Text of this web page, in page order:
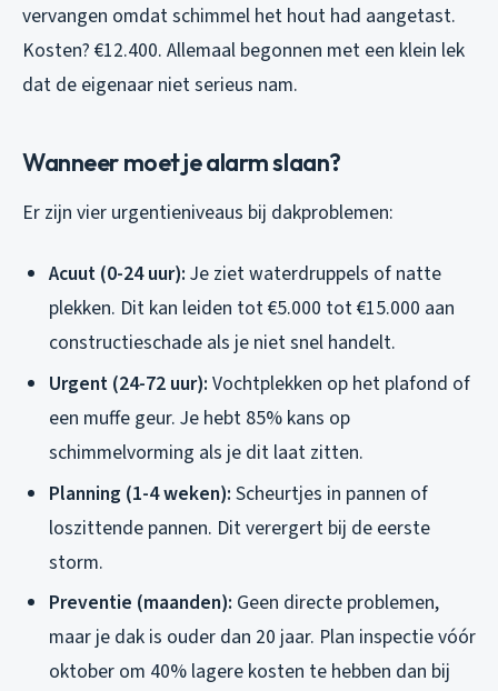
vervangen omdat schimmel het hout had aangetast.
Kosten? €12.400. Allemaal begonnen met een klein lek
dat de eigenaar niet serieus nam.
Wanneer moet je alarm slaan?
Er zijn vier urgentieniveaus bij dakproblemen:
Acuut (0-24 uur): Je ziet waterdruppels of natte
plekken. Dit kan leiden tot €5.000 tot €15.000 aan
constructieschade als je niet snel handelt.
Urgent (24-72 uur): Vochtplekken op het plafond of
een muffe geur. Je hebt 85% kans op
schimmelvorming als je dit laat zitten.
Planning (1-4 weken): Scheurtjes in pannen of
loszittende pannen. Dit verergert bij de eerste
storm.
Preventie (maanden): Geen directe problemen,
maar je dak is ouder dan 20 jaar. Plan inspectie vóór
oktober om 40% lagere kosten te hebben dan bij